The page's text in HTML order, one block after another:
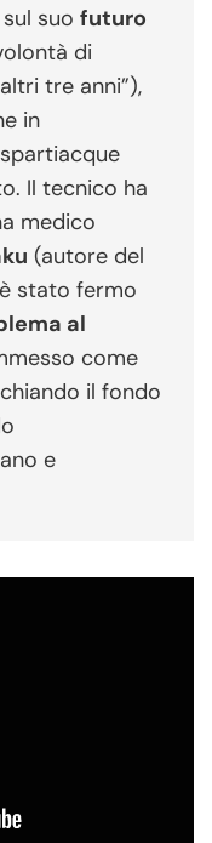
suo futuro
di
tre anni”),
in
Il tecnico ha
medico
(autore del
stato fermo
al
come
il fondo
e